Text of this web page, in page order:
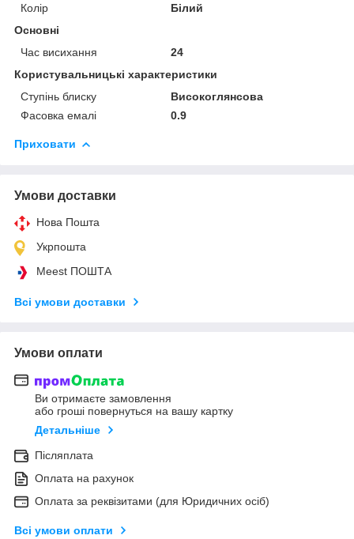
Колір
Білий
Основні
Час висихання
24
Користувальницькі характеристики
Ступінь блиску
Високоглянсова
Фасовка емалі
0.9
Приховати
Умови доставки
Нова Пошта
Укрпошта
Meest ПОШТА
Всі умови доставки
Умови оплати
Ви отримаєте замовлення
або гроші повернуться на вашу картку
Детальніше
Післяплата
Оплата на рахунок
Оплата за реквізитами (для Юридичних осіб)
Всі умови оплати